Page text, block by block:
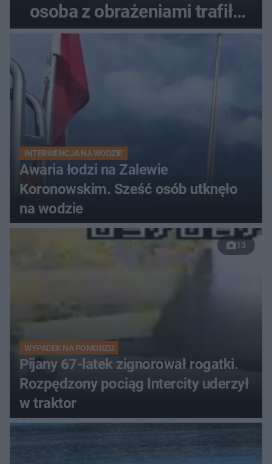
osoba z obrażeniami trafiła
do szpitala
INTERWENCJA NA WODZIE
Awaria łodzi na Zalewie
Koronowskim. Sześć osób utknęło
na wodzie
13
WYPADEK NA POMORZU
Pijany 67-latek zignorował rogatki.
Rozpędzony pociąg Intercity uderzył
w traktor